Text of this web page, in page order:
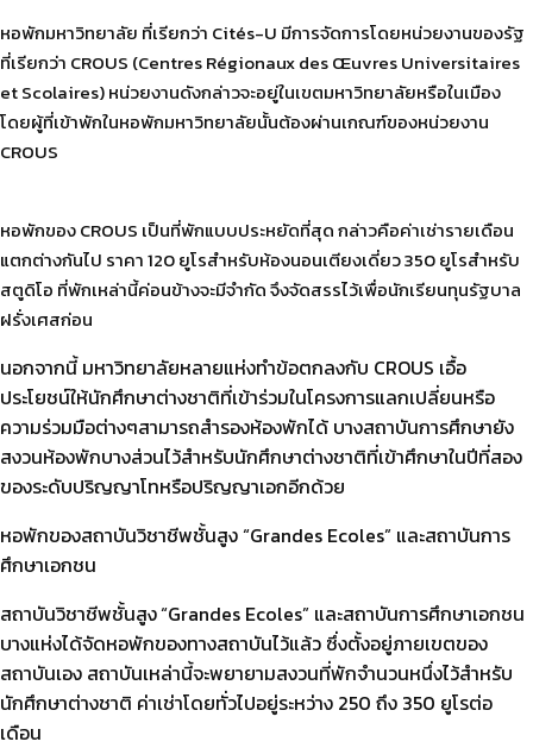
หอพักมหาวิทยาลัย ที่เรียกว่า Cités-U มีการจัดการโดยหน่วยงานของรัฐ
ที่เรียกว่า CROUS (Centres Régionaux des Œuvres Universitaires
et Scolaires) หน่วยงานดังกล่าวจะอยู่ในเขตมหาวิทยาลัยหรือในเมือง
โดยผู้ที่เข้าพักในหอพักมหาวิทยาลัยนั้นต้องผ่านเกณฑ์ของหน่วยงาน
CROUS
หอพักของ CROUS เป็นที่พักแบบประหยัดที่สุด กล่าวคือค่าเช่ารายเดือน
แตกต่างกันไป ราคา 120 ยูโรสำหรับห้องนอนเตียงเดี่ยว 350 ยูโรสำหรับ
สตูดิโอ ที่พักเหล่านี้ค่อนข้างจะมีจำกัด จึงจัดสรรไว้เพื่อนักเรียนทุนรัฐบาล
ฝรั่งเศสก่อน
นอกจากนี้ มหาวิทยาลัยหลายแห่งทำข้อตกลงกับ CROUS เอื้อ
ประโยชน์ให้นักศึกษาต่างชาติที่เข้าร่วมในโครงการแลกเปลี่ยนหรือ
ความร่วมมือต่างๆสามารถสำรองห้องพักได้ บางสถาบันการศึกษายัง
สงวนห้องพักบางส่วนไว้สำหรับนักศึกษาต่างชาติที่เข้าศึกษาในปีที่สอง
ของระดับปริญญาโทหรือปริญญาเอกอีกด้วย
หอพักของสถาบันวิชาชีพชั้นสูง “Grandes Ecoles” และสถาบันการ
ศึกษาเอกชน
สถาบันวิชาชีพชั้นสูง“Grandes Ecoles” และสถาบันการศึกษาเอกชน
บางแห่งได้จัดหอพักของทางสถาบันไว้แล้ว ซึ่งตั้งอยู่ภายเขตของ
สถาบันเอง สถาบันเหล่านี้จะพยายามสงวนที่พักจำนวนหนึ่งไว้สำหรับ
นักศึกษาต่างชาติ ค่าเช่าโดยทั่วไปอยู่ระหว่าง 250 ถึง 350 ยูโรต่อ
เดือน